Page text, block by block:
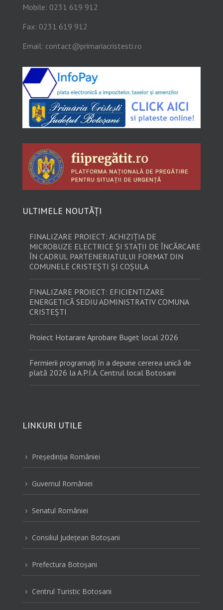
Mobile: 0231 619 912
Fax: 0231 619 912
Email: contact@primariacristesti.ro
ULTIMELE NOUTĂȚI
FINALIZARE PROIECT: ACHIZIȚIA DE
MICROBUZE ELECTRICE ȘI STAȚII DE ÎNCĂRCARE
ÎN CADRUL PARTENERIATULUI FORMAT DIN
COMUNELE CRISTEȘTI ȘI COȘULA
FINALIZARE PROIECT: EFICIENTIZARE
ENERGETICĂ SEDIU ADMINISTRATIV COMUNA
CRISTEȘTI
Proiect Hotarare Aprobare Buget local 2026
Fermierii programați în a depune cererea unică de
plată 2026 la A.P.I.A. Centrul local Botosani
LINKURI UTILE
5 Preşedinţia României
5 Guvernul României
5 Senatul României
5 Consiliul Judeţean Botoşani
5 Prefectura Botoşani
5 Centrul Turistic Botosani